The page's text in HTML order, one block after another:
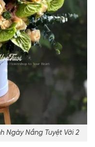
Ngày Nắng Tuyệt Vời 2